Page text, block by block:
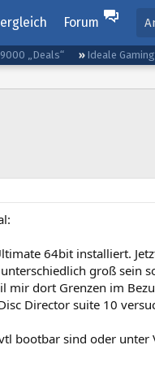
Forum
9000 „Deals“ Ideale
64bit installiert.
groß sein
mir dort Grenzen im
Director suite 10
bootbar sind oder unter